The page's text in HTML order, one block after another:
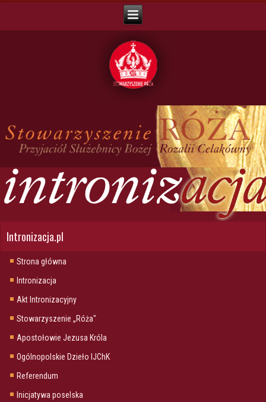
Intronizacja.pl
Strona główna
Intronizacja
Akt Intronizacyjny
Stowarzyszenie „Róża"
Apostołowie Jezusa Króla
Ogólnopolskie Dzieło IJChK
Referendum
Inicjatywa poselska